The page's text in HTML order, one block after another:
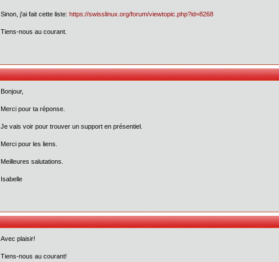
Sinon, j'ai fait cette liste: https://swisslinux.org/forum/viewtopic.php?id=8268
Tiens-nous au courant.
Bonjour,
Merci pour ta réponse.
Je vais voir pour trouver un support en présentiel.
Merci pour les liens.
Meilleures salutations.
Isabelle
Avec plaisir!
Tiens-nous au courant!